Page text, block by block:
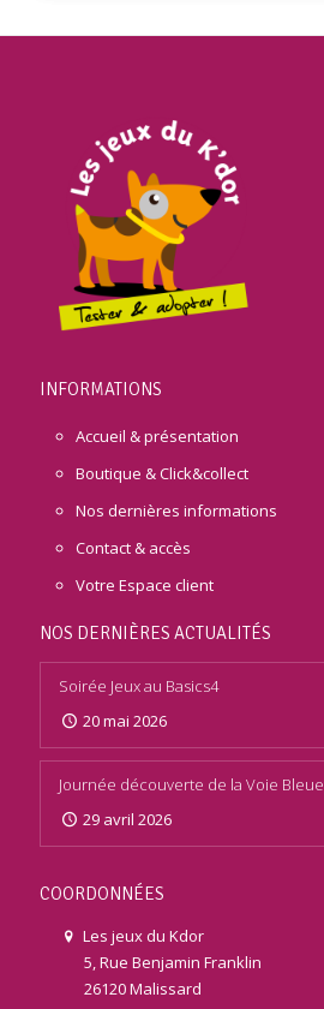
INFORMATIONS
Accueil & présentation
Boutique & Click&collect
Nos dernières informations
Contact & accès
Votre Espace client
NOS DERNIÈRES ACTUALITÉS
Soirée Jeux au Basics4
20 mai 2026
Journée découverte de la Voie Bleue
29 avril 2026
COORDONNÉES
Les jeux du Kdor
5, Rue Benjamin Franklin
26120 Malissard